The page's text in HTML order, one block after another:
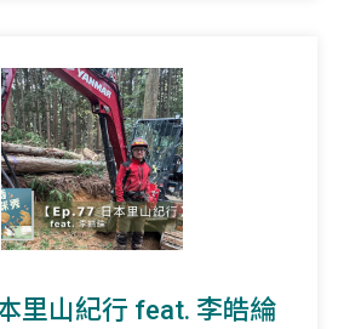
里山紀行 feat. 李皓綸